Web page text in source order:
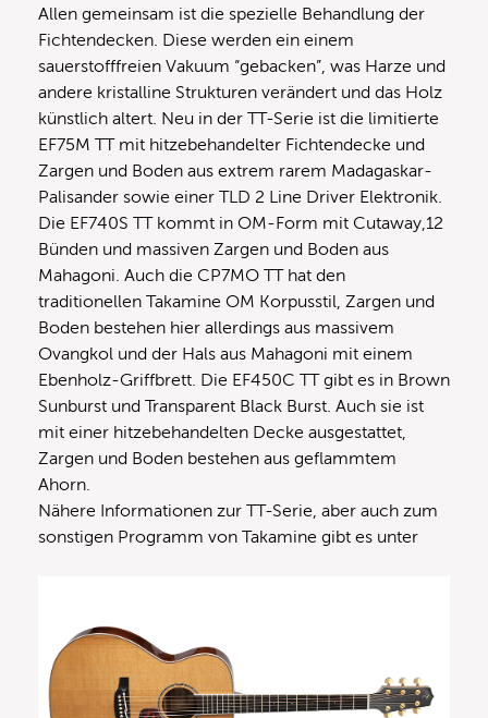
Allen gemeinsam ist die spezielle Behandlung der
Fichtendecken. Diese werden ein einem
sauerstofffreien Vakuum “gebacken”, was Harze und
andere kristalline Strukturen verändert und das Holz
künstlich altert. Neu in der TT-Serie ist die limitierte
EF75M TT mit hitzebehandelter Fichtendecke und
Zargen und Boden aus extrem rarem Madagaskar-
Palisander sowie einer TLD 2 Line Driver Elektronik.
Die EF740S TT kommt in OM-Form mit Cutaway,12
Bünden und massiven Zargen und Boden aus
Mahagoni. Auch die CP7MO TT hat den
traditionellen Takamine OM Korpusstil, Zargen und
Boden bestehen hier allerdings aus massivem
Ovangkol und der Hals aus Mahagoni mit einem
Ebenholz-Griffbrett. Die EF450C TT gibt es in Brown
Sunburst und Transparent Black Burst. Auch sie ist
mit einer hitzebehandelten Decke ausgestattet,
Zargen und Boden bestehen aus geflammtem
Ahorn.
Nähere Informationen zur TT-Serie, aber auch zum
sonstigen Programm von Takamine gibt es unter